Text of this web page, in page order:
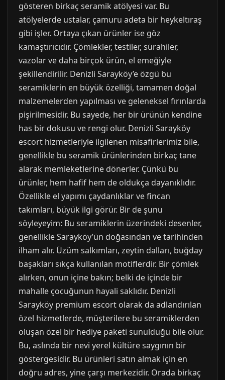
gösteren birkaç seramik atölyesi var. Bu
atölyelerde ustalar, çamuru adeta bir heykeltıraş
gibi işler. Ortaya çıkan ürünler ise göz
kamaştırıcıdır. Çömlekler, testiler, sürahiler,
vazolar ve daha birçok ürün, el emeğiyle
şekillendirilir. Denizli Sarayköy’e özgü bu
seramiklerin en büyük özelliği, tamamen doğal
malzemelerden yapılması ve geleneksel fırınlarda
pişirilmesidir. Bu sayede, her bir ürünün kendine
has bir dokusu ve rengi olur. Denizli Sarayköy
escort hizmetleriyle ilgilenen misafirlerimiz bile,
genellikle bu seramik ürünlerinden birkaç tane
alarak memleketlerine dönerler. Çünkü bu
ürünler, hem hafif hem de oldukça dayanıklıdır.
Özellikle el yapımı çaydanlıklar ve fincan
takımları, büyük ilgi görür. Bir de şunu
söyleyeyim: Bu seramiklerin üzerindeki desenler,
genellikle Sarayköy’ün doğasından ve tarihinden
ilham alır. Üzüm salkımları, zeytin dalları, buğday
başakları sıkça kullanılan motiflerdir. Bir çömlek
alırken, onun içine bakın; belki de içinde bir
mahalle çocuğunun hayali saklıdır. Denizli
Sarayköy premium escort olarak da adlandırılan
özel hizmetlerde, müşterilere bu seramiklerden
oluşan özel bir hediye paketi sunulduğu bile olur.
Bu, aslında bir nevi yerel kültüre saygının bir
göstergesidir. Bu ürünleri satın almak için en
doğru adres, yine çarşı merkezidir. Orada birkaç